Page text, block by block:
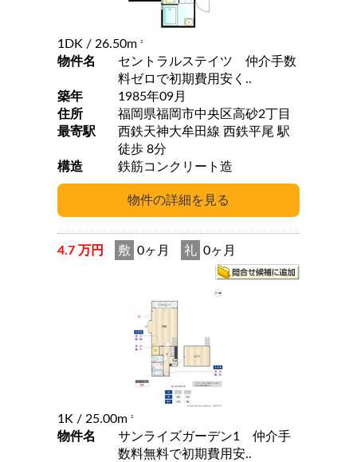
1DK / 26.50m 2
物件名
セントラルステイツ 仲介手数
料ゼロで初期費用安く..
築年
1985年09月
住所
福岡県福岡市中央区高砂2丁目
最寄駅
西鉄天神大牟田線 西鉄平尾 駅
徒歩 8分
構造
鉄筋コンクリート造
4.7 万円 敷 0ヶ月 礼 0ヶ月
1K / 25.00m 2
物件名
サンライズガーデン1 仲介手
数料無料で初期費用安..